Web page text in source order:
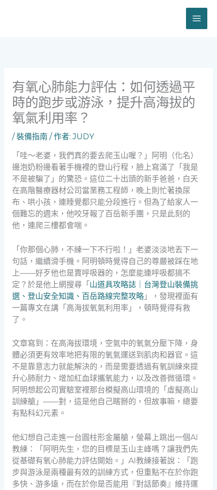
有氧心肺能力評估：如何透過平
時的跑步或游泳，提升高海拔的
氧氣利用率？
/裝備指南 / 作者:JUDY
「哇～老婆，我們真的要去爬玉山喔？」阿明（化名）
邊泡奶粉邊看著手機裡的登山行程，臉上寫滿了「我是
不是被騙了」的驚恐。這位二十出頭的新手爸爸，白天
在高階醫療器材公司當業務工程師，晚上則忙著換尿
布、哄小孩，連睡覺都只能分段進行。但為了給家人一
個難忘的週末，他咬牙報了百岳新手團，只是此刻的
他，連爬三樓都會喘。
「你那個心肺，不練一下不行啦！」老婆淡淡地丟下一
句話，繼續滑手機。阿明頓時覺得自己的尊嚴被踩在地
上——好歹他也是賣呼吸器的，怎麼能連呼吸都搞不
定？於是他上網搜尋「 山道具攻略誌｜台灣登山裝備挑
選、登山安全知識、百岳路線完整攻略」，發現裡面有
一篇專文在講「高海拔氧氣利用率」，頓時覺得有救
了。
文章寫到：在高海拔環境，空氣中的氧氣分壓下降，身
體必須更有效率地把有限的氧氣運送到肌肉和器官。這
不是靠意志力就能解決的，而是需要透過有氧訓練來提
升心肺耐力、增加紅血球攜氧能力，以及改善微循環。
阿明想起公司實驗室裡那台模擬高山環境的「虛擬高山
訓練艙」——對，這是他自己瞎掰的，但故事嘛，總要
有點科幻元素。
他幻想自己走進一台圓柱形金屬艙，螢幕上跳出一個AI
教練：「阿明先生，您的目標是玉山主峰嗎？讓我們先
從基礎有氧心肺能力評估開始。」AI教練接著說：「跑
步與游泳是兩種最有效的訓練方式，但重點不在於你跑
多快、游多遠，而在於你是否能用『對話節奏』維持運